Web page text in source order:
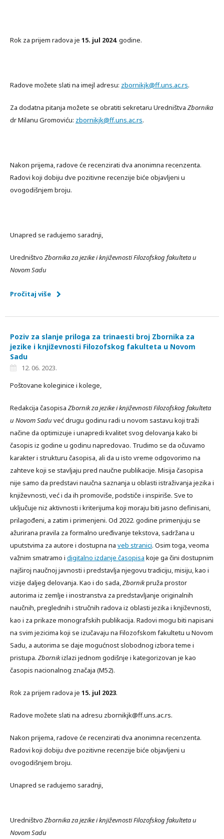
Rok za prijem radova je 15. jul 2024. godine.
Radove možete slati na imejl adresu: zbornikjk@ff.uns.ac.rs.
Za dodatna pitanja možete se obratiti sekretaru Uredništva Zbornika
dr Milanu Gromoviću: zbornikjk@ff.uns.ac.rs.
Nakon prijema, radove će recenzirati dva anonimna recenzenta.
Radovi koji dobiju dve pozitivne recenzije biće objavljeni u
ovogodišnjem broju.
Unapred se radujemo saradnji,
Uredništvo Zbornika za jezike i književnosti Filozofskog fakulteta u
Novom Sadu
Pročitaj više
Poziv za slanje priloga za trinaesti broj Zbornika za
jezike i književnosti Filozofskog fakulteta u Novom
Sadu
12. 06. 2023.
Poštovane koleginice i kolege,
Redakcija časopisa Zbornik za jezike i književnosti Filozofskog fakulteta
u Novom Sadu već drugu godinu radi u novom sastavu koji traži
načine da optimizuje i unapredi kvalitet svog delovanja kako bi
časopis iz godine u godinu napredovao. Trudimo se da očuvamo
karakter i strukturu časopisa, ali da u isto vreme odgovorimo na
zahteve koji se stavljaju pred naučne publikacije. Misija časopisa
nije samo da predstavi naučna saznanja u oblasti istraživanja jezika i
književnosti, već i da ih promoviše, podstiče i inspiriše. Sve to
uključuje niz aktivnosti i kriterijuma koji moraju biti jasno definisani,
prilagođeni, a zatim i primenjeni. Od 2022. godine primenjuju se
ažurirana pravila za formalno uređivanje tekstova, sadržana u
uputstvima za autore i dostupna na veb stranici. Osim toga, veoma
važnim smatramo i digitalno izdanje časopisa koje ga čini dostupnim
najširoj naučnoj javnosti i predstavlja njegovu tradiciju, misiju, kao i
vizije daljeg delovanja. Kao i do sada,Zbornikpruža prostor
autorima iz zemlјe i inostranstva za predstavlјanje originalnih
naučnih, preglednih i stručnih radova iz oblasti jezika i književnosti,
kao i za prikaze monografskih publikacija. Radovi mogu biti napisani
na svim jezicima koji se izučavaju na Filozofskom fakultetu u Novom
Sadu, a autorima se daje mogućnost slobodnog izbora teme i
pristupa. Zbornikizlazi jednom godišnje i kategorizovan je kao
časopis nacionalnog značaja (M52).
Rok za prijem radova je 15. jul 2023.
Radove možete slati na adresu zbornikjk@ff.uns.ac.rs.
Nakon prijema, radove će recenzirati dva anonimna recenzenta.
Radovi koji dobiju dve pozitivne recenzije biće objavljeni u
ovogodišnjem broju.
Unapred se radujemo saradnji,
Uredništvo Zbornika za jezike i književnosti Filozofskog fakulteta u
Novom Sadu